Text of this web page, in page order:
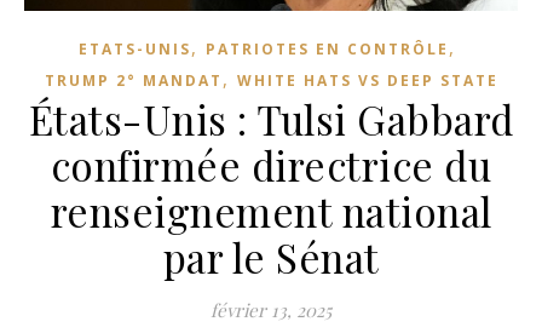
ETATS-UNIS, PATRIOTES EN CONTRÔLE ,
TRUMP 2° MANDAT , WHITE HATS VS DEEP STATE
États-Unis : Tulsi Gabbard
confirmée directrice du
renseignement national
par le Sénat
février 13, 2025